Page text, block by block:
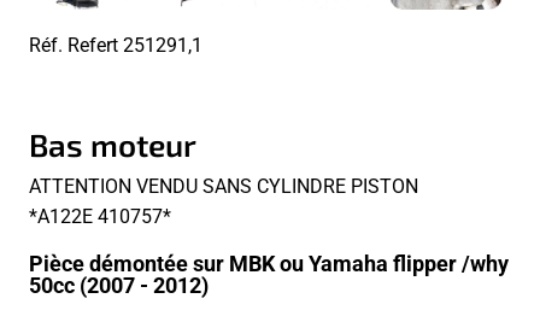
Réf. Refert251291,1
Bas moteur
ATTENTION VENDU SANS CYLINDRE PISTON
*A122E 410757*
Pièce démontée sur MBK ou Yamaha flipper /why
50cc (2007 - 2012)